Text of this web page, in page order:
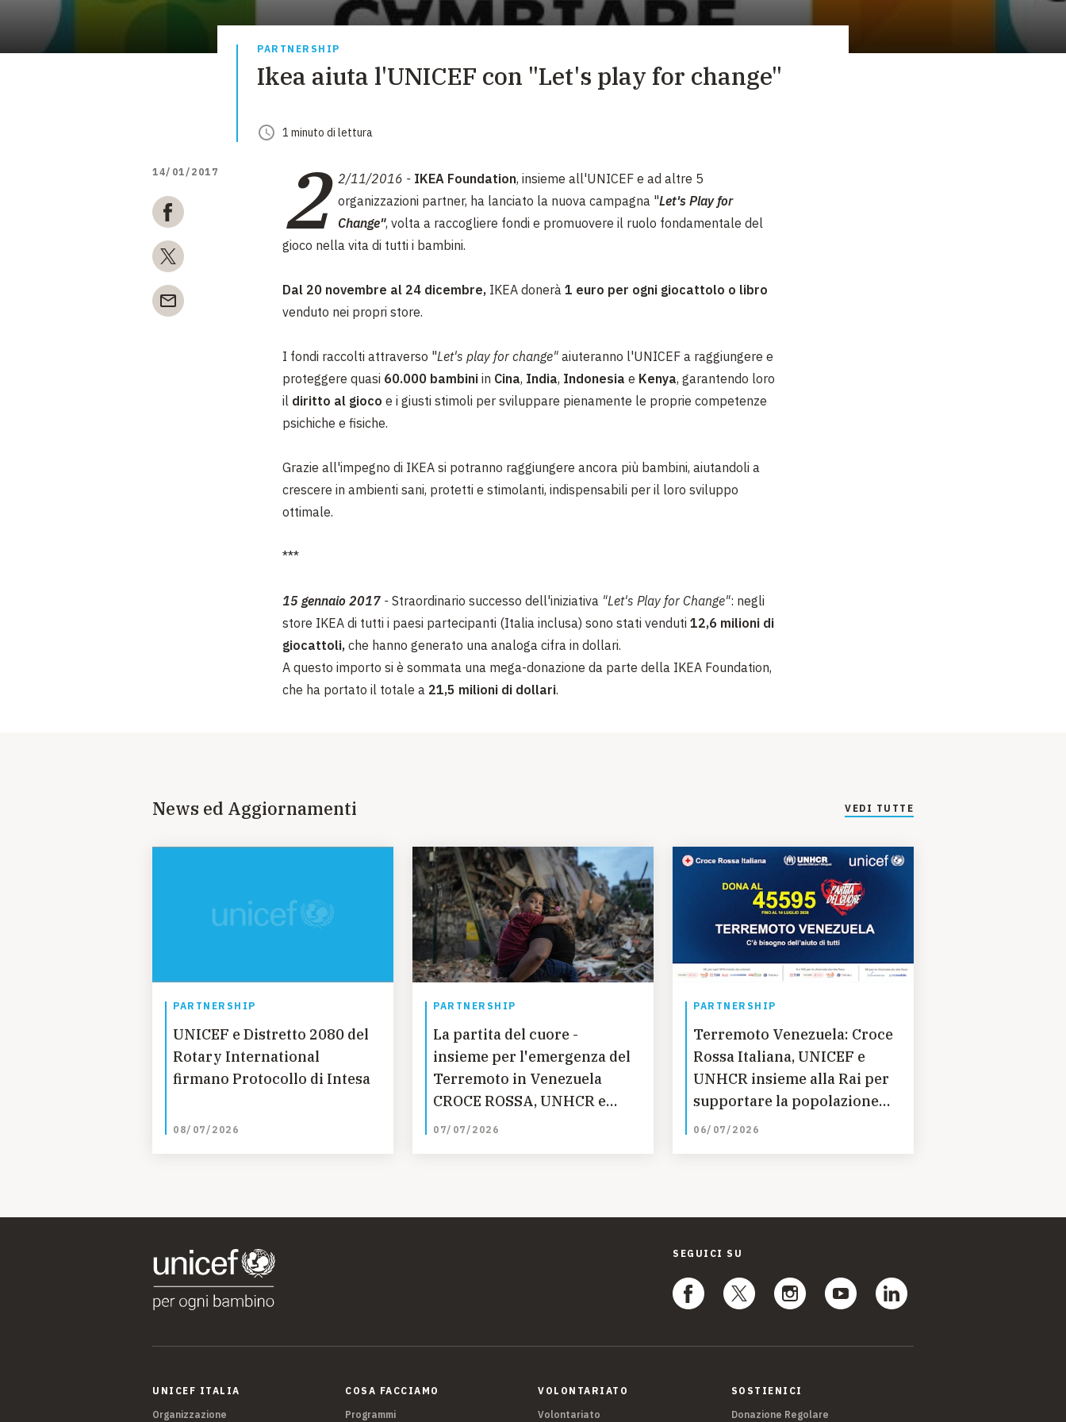
EMERGENZE
DIVERSI MODI PER DONARE. SCEGLI IL PIÙ
PARTNERSHIP
Ikea aiuta l'UNICEF con "Let's play for change"
1 minuto di lettura
14/01/2017 2 2/11/2016 - IKEA Foundation, insieme all'UNICEF e ad altre 5
organizzazioni partner, ha lanciato la nuova campagna "Let's Play for
Change", volta a raccogliere fondi e promuovere il ruolo fondamentale del
gioco nella vita di tutti i bambini.
Dal 20 novembre al 24 dicembre, IKEA donerà 1 euro per ogni giocattolo o libro
venduto nei propri store.
I fondi raccolti attraverso "Let's play for change" aiuteranno l'UNICEF a raggiungere e
proteggere quasi 60.000 bambini in Cina, India, Indonesia e Kenya, garantendo loro
il diritto al gioco e i giusti stimoli per sviluppare pienamente le proprie competenze
psichiche e fisiche.
Grazie all'impegno di IKEA si potranno raggiungere ancora più bambini, aiutandoli a
crescere in ambienti sani, protetti e stimolanti, indispensabili per il loro sviluppo
ottimale.
***
15 gennaio 2017 - Straordinario successo dell'iniziativa "Let's Play for Change": negli
store IKEA di tutti i paesi partecipanti (Italia inclusa) sono stati venduti 12,6 milioni di
giocattoli, che hanno generato una analoga cifra in dollari.
A questo importo si è sommata una mega-donazione da parte della IKEA Foundation,
che ha portato il totale a 21,5 milioni di dollari.
News ed Aggiornamenti VEDI TUTTE
PARTNERSHIP
UNICEF e Distretto 2080 del
Rotary International
firmano Protocollo di Intesa
08/07/2026
PARTNERSHIP
La partita del cuore -
insieme per l'emergenza del
Terremoto in Venezuela
CROCE ROSSA, UNHCR e
UNICEF SMS Solidale 45595
07/07/2026
PARTNERSHIP
Terremoto Venezuela: Croce
Rossa Italiana, UNICEF e
UNHCR insieme alla Rai per
supportare la popolazione
con partita del cuore e sms
06/07/2026
SEGUICI SU
UNICEF ITALIA
Organizzazione
COSA FACCIAMO
Programmi
VOLONTARIATO
Volontariato
SOSTIENICI
Donazione Regolare